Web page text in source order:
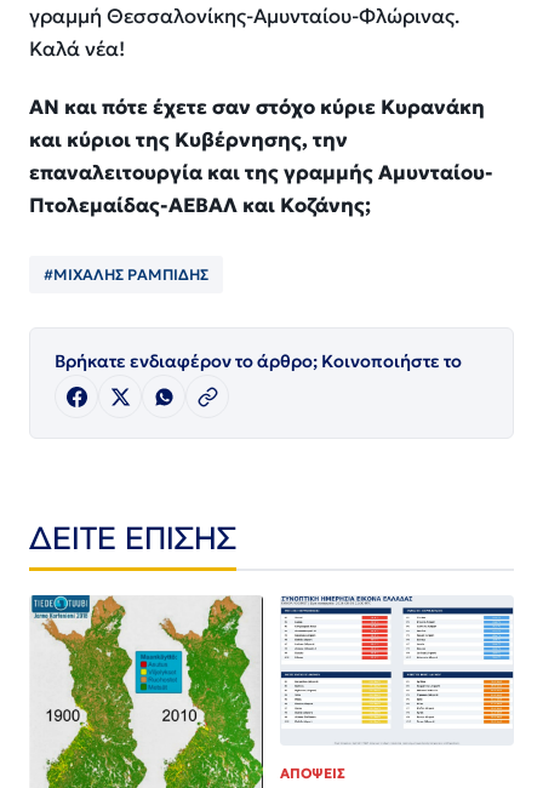
γραμμή Θεσσαλονίκης-Αμυνταίου-Φλώρινας.
Καλά νέα!
ΑΝ και πότε έχετε σαν στόχο κύριε Κυρανάκη
και κύριοι της Κυβέρνησης, την
επαναλειτουργία και της γραμμής Αμυνταίου-
Πτολεμαίδας-ΑΕΒΑΛ και Κοζάνης;
#ΜΙΧΑΛΗΣ ΡΑΜΠΙΔΗΣ
Βρήκατε ενδιαφέρον το άρθρο; Κοινοποιήστε το
ΔΕΙΤΕ ΕΠΙΣΗΣ
ΑΠΟΨΕΙΣ